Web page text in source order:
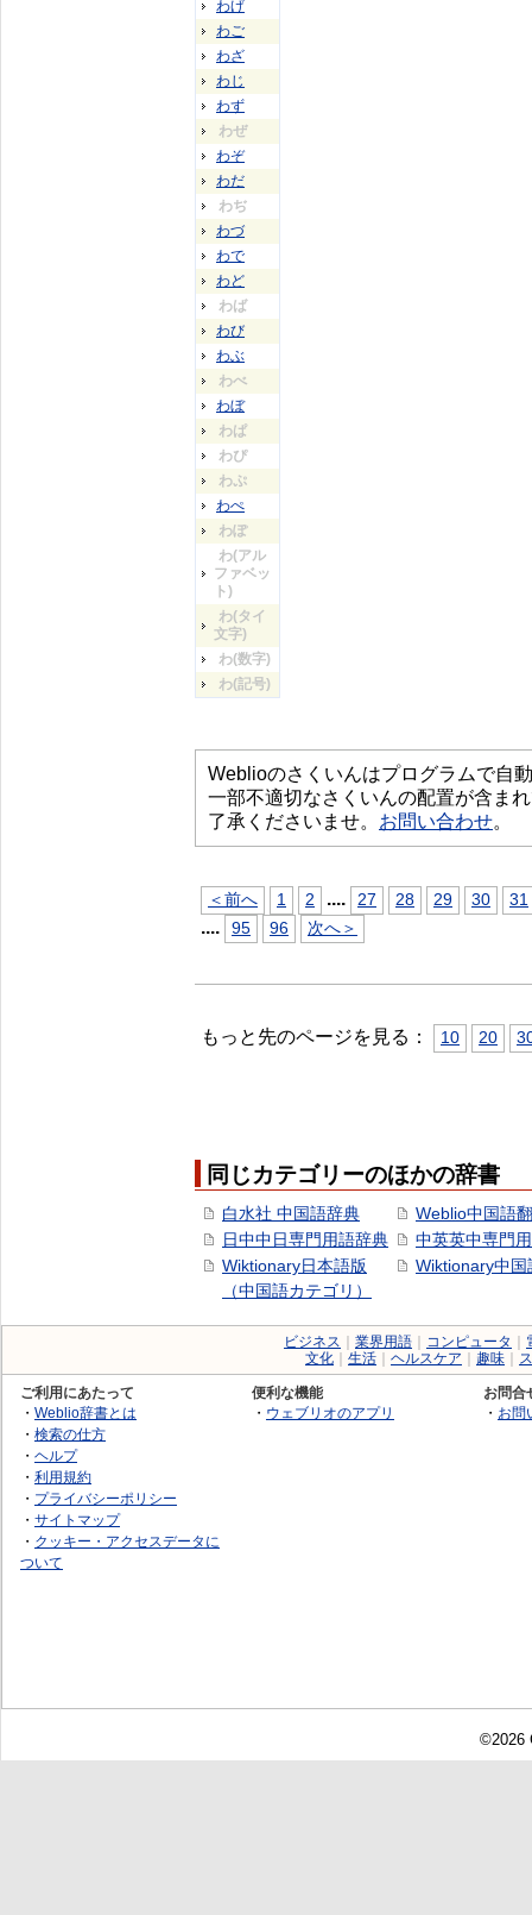
わげ
わご
わざ
わじ
わず
わぜ
わぞ
わだ
わぢ
わづ
わで
わど
わば
わび
わぶ
わべ
わぼ
わぱ
わぴ
わぷ
わぺ
わぽ
わ(アル
ファベッ
ト)
わ(タイ
文字)
わ(数字)
わ(記号)
Weblioのさくいんはプログラムで自
一部不適切なさくいんの配置が含ま
了承くださいませ。 お問い合わせ。
＜前へ 1 2 .... 27 28 29 30 31
.... 95 96 次へ＞
もっと先のページを見る： 10 20
同じカテゴリーのほかの辞書
白水社 中国語辞典
日中中日専門用語辞典
Wiktionary日本語版
（中国語カテゴリ）
Weblio中国語
中英英中専門
Wiktionary中国
ビジネス 業界用語 コンピュータ
文化
生活 ヘルスケア 趣味
ご利用にあたって
・ Weblio辞書とは
・ 検索の仕方
・ ヘルプ
・ 利用規約
・ プライバシーポリシー
・ サイトマップ
・ クッキー・アクセスデータに
ついて
便利な機能
・ ウェブリオのアプリ
お問合
・ お問
©2026